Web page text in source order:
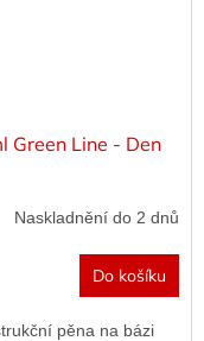
Green Line - Den
Naskladnění do 2 dnů
Do košíku
pěna na bázi